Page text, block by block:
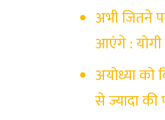
अभी जितने
आएंगे : योगी
अयोध्या को
से ज्यादा की